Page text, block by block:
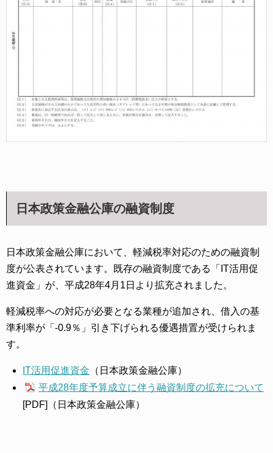
日本政策金融公庫の融資制度
日本政策金融公庫において、軽減税率対応のための融資制
度が公表されています。既存の融資制度である「IT活用促
進資金」が、平成28年4月1日より拡充されました。
軽減税率への対応が必要となる業種が追加され、借入の基
準利率が「-0.9％」引き下げられる優遇措置が受けられま
す。
IT活用促進資金 （日本政策金融公庫）
平成28年度予算成立に伴う融資制度の拡充について
[PDF]（日本政策金融公庫）